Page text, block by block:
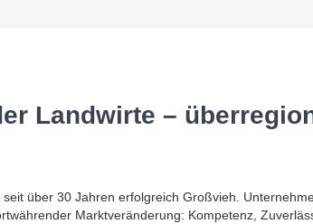
Landwirte –
über 30 Jahren erfolgreich Großvieh.
Marktveränderung: Kompetenz,